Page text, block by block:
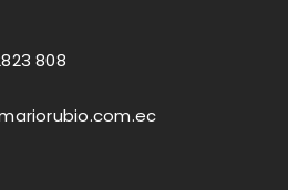
808